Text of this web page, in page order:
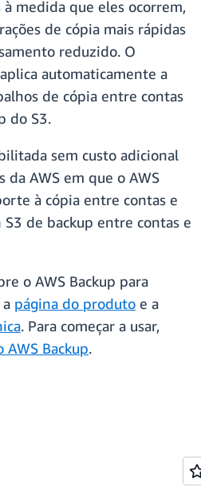
medida que eles ocorrem,
de cópia mais rápidas
reduzido. O
automaticamente a
de cópia entre contas
do S3.
sem custo adicional
da AWS em que o AWS
à cópia entre contas e
de backup entre contas e
o AWS Backup para
página do produto e a
. Para começar a usar,
AWS Backup.